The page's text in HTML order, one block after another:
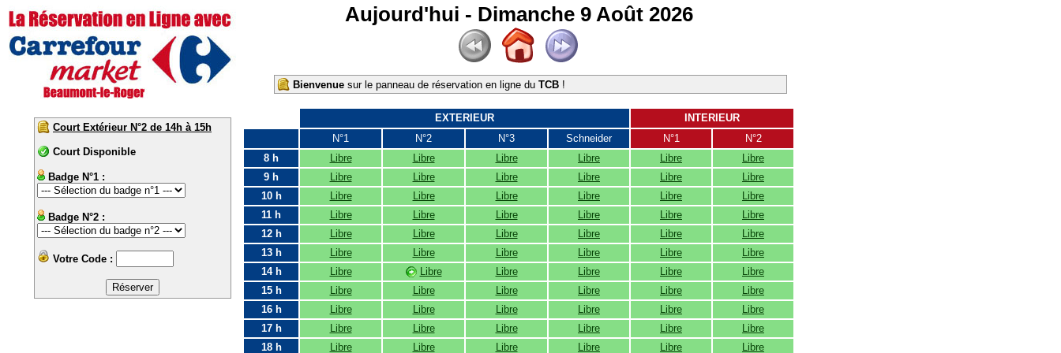
Aujourd'hui - Dimanche 9 Août 2026
Bienvenue sur le panneau de réservation en ligne du TCB !
Court Extérieur N°2 de 14h à 15h
Court Disponible
Badge N°1 :
Badge N°2 :
Votre Code :
EXTERIEUR
INTERIEUR
N°1
N°2 N°3 Schneider N°1
N°2
8 h
Libre Libre Libre Libre Libre
Libre
9 h
Libre Libre Libre Libre Libre
Libre
10 h
Libre Libre Libre Libre Libre
Libre
11 h
Libre Libre Libre Libre Libre
Libre
12 h
Libre Libre Libre Libre Libre
Libre
13 h
Libre Libre Libre Libre Libre
Libre
14 h
Libre Libre Libre Libre Libre
Libre
15 h
Libre Libre Libre Libre Libre
Libre
16 h
Libre Libre Libre Libre Libre
Libre
17 h
Libre Libre Libre Libre Libre
Libre
18 h
Libre Libre Libre Libre Libre
Libre